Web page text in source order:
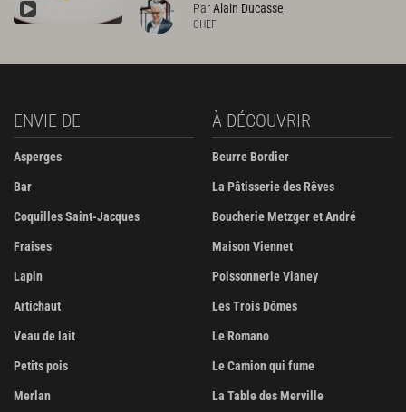
ParAlain Ducasse
CHEF
ENVIE DE
Asperges
Bar
Coquilles Saint-Jacques
Fraises
Lapin
Artichaut
Veau de lait
Petits pois
Merlan
À DÉCOUVRIR
Beurre Bordier
La Pâtisserie des Rêves
Boucherie Metzger et André
Maison Viennet
Poissonnerie Vianey
Les Trois Dômes
Le Romano
Le Camion qui fume
La Table des Merville